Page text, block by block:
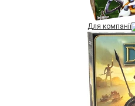
Для компанії